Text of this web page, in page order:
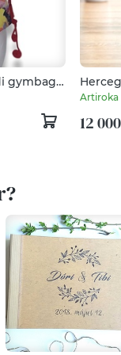
gymbag
ZSÁK -
Artiroka
12